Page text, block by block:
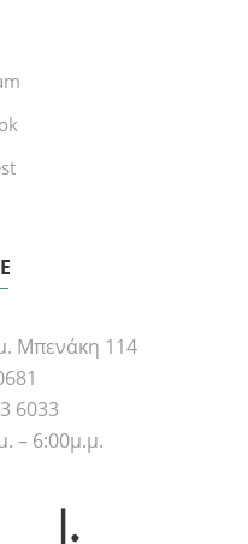
Μπενάκη 114
6033
– 6:00μ.μ.